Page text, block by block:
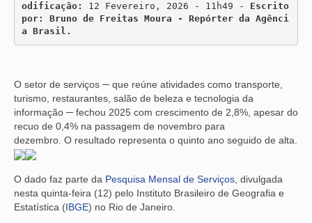
odificação:
12 Fevereiro, 2026 - 11h49 - Escrito
por: Bruno de Freitas Moura - Repórter da Agênci
a Brasil.
O setor de serviços ─ que reúne atividades como transporte,
turismo, restaurantes, salão de beleza e tecnologia da
informação ─ fechou 2025 com crescimento de 2,8%, apesar do
recuo de 0,4% na passagem de novembro para
dezembro. O resultado representa o quinto ano seguido de alta.
O dado faz parte da Pesquisa Mensal de Serviços , divulgada
nesta quinta-feira (12) pelo Instituto Brasileiro de Geografia e
Estatística (IBGE) no Rio de Janeiro.